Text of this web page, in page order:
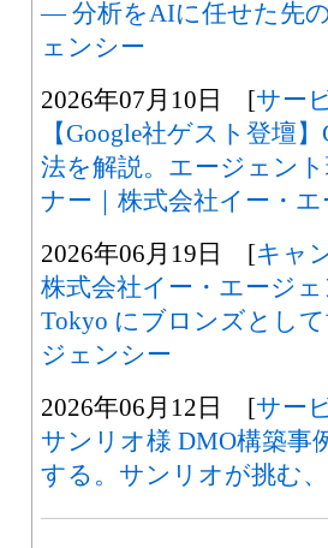
― 分析をAIに任せた先
ェンシー
2026年07月10日 [サー
【Google社ゲスト登壇
法を解説。エージェン
ナー｜株式会社イー・
2026年06月19日 [キャ
株式会社イー・エージェ
Tokyo にブロンズとし
ジェンシー
2026年06月12日 [サー
サンリオ様 DMO構築事
する。サンリオが挑む